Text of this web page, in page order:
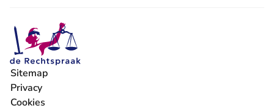
Sitemap
Privacy
Cookies